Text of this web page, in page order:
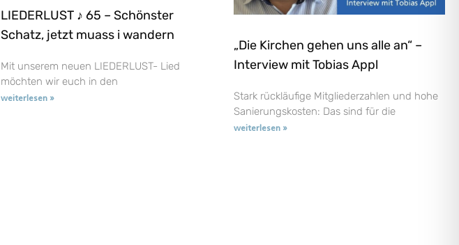
LIEDERLUST ♪ 65 – Schönster
Schatz, jetzt muass i wandern
Mit unserem neuen LIEDERLUST- Lied
möchten wir euch in den
weiterlesen »
„Die Kirchen gehen uns alle an“ –
Interview mit Tobias Appl
Stark rückläufige Mitgliederzahlen und hohe
Sanierungskosten: Das sind für die
weiterlesen »